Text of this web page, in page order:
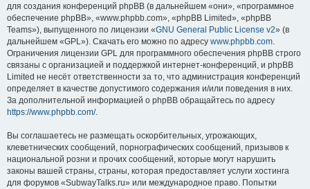
для создания конференций phpBB (в дальнейшем «они», «программное
обеспечение phpBB», «www.phpbb.com», «phpBB Limited», «phpBB
Teams»), выпущенного по лицензии «GNU General Public License v2» (в
дальнейшем «GPL»). Скачать его можно по адресу www.phpbb.com.
Ограничения лицензии GPL для программного обеспечения phpBB строго
связаны с организацией и поддержкой интернет-конференций, и phpBB
Limited не несёт ответственности за то, что администрация конференций
определяет в качестве допустимого содержания и/или поведения в них.
За дополнительной информацией о phpBB обращайтесь по адресу
https://www.phpbb.com/.
Вы соглашаетесь не размещать оскорбительных, угрожающих,
клеветнических сообщений, порнографических сообщений, призывов к
национальной розни и прочих сообщений, которые могут нарушить
законы вашей страны, страны, которая предоставляет услуги хостинга
для форумов «SubwayTalks.ru» или международное право. Попытки